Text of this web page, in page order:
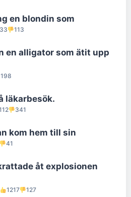
en blondin som
113
en alligator som ätit upp
198
läkarbesök.
341
kom hem till sin
41
åt explosionen
1217 127